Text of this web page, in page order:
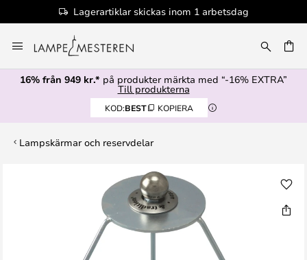
Lagerartiklar skickas inom 1 arbetsdag
till
innehållet
16% från 949 kr.* på produkter märkta med “-16% EXTRA”
Till produkterna
KOD:BEST KOPIERA
Lampskärmar och reservdelar